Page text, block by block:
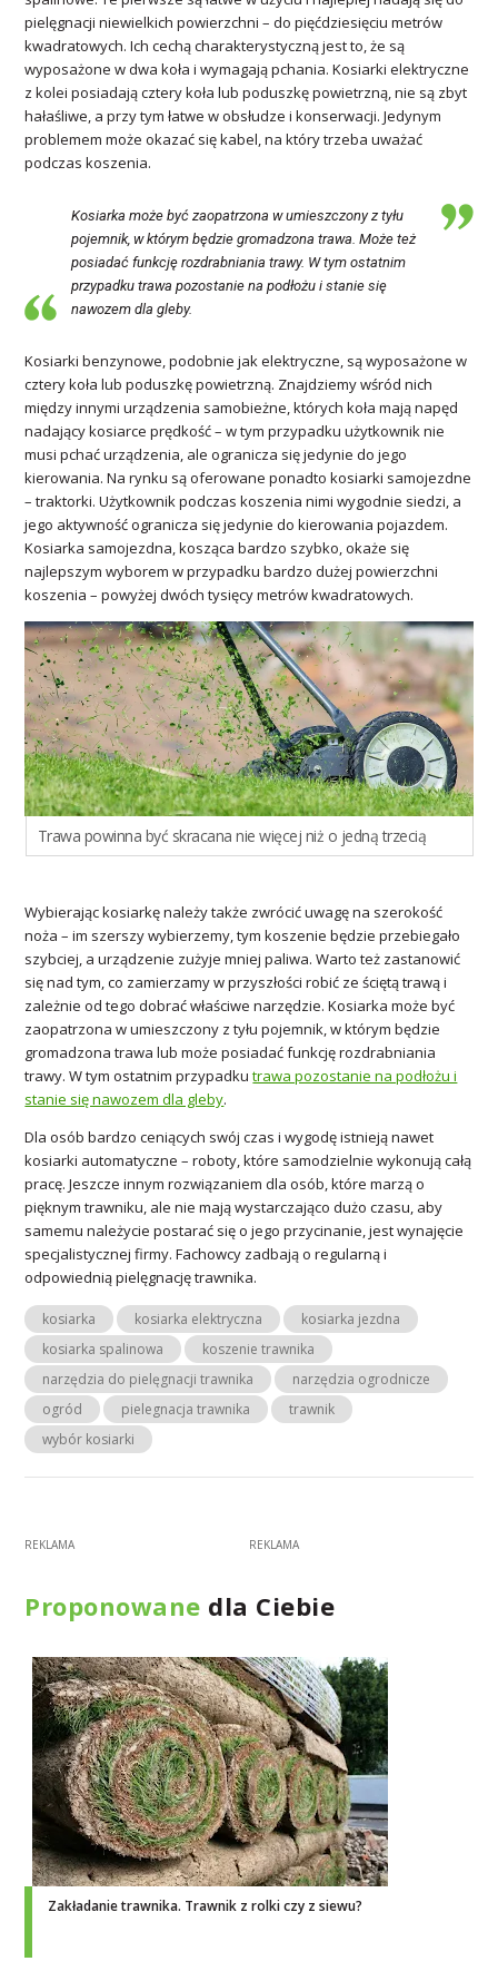
pielęgnacji niewielkich powierzchni – do pięćdziesięciu metrów
kwadratowych. Ich cechą charakterystyczną jest to, że są
wyposażone w dwa koła i wymagają pchania. Kosiarki elektryczne
z kolei posiadają cztery koła lub poduszkę powietrzną, nie są zbyt
hałaśliwe, a przy tym łatwe w obsłudze i konserwacji. Jedynym
problemem może okazać się kabel, na który trzeba uważać
podczas koszenia.
Kosiarka może być zaopatrzona w umieszczony z tyłu
pojemnik, w którym będzie gromadzona trawa. Może też
posiadać funkcję rozdrabniania trawy. W tym ostatnim
przypadku trawa pozostanie na podłożu i stanie się
nawozem dla gleby.
Kosiarki benzynowe, podobnie jak elektryczne, są wyposażone w
cztery koła lub poduszkę powietrzną. Znajdziemy wśród nich
między innymi urządzenia samobieżne, których koła mają napęd
nadający kosiarce prędkość – w tym przypadku użytkownik nie
musi pchać urządzenia, ale ogranicza się jedynie do jego
kierowania. Na rynku są oferowane ponadto kosiarki samojezdne
– traktorki. Użytkownik podczas koszenia nimi wygodnie siedzi, a
jego aktywność ogranicza się jedynie do kierowania pojazdem.
Kosiarka samojezdna, kosząca bardzo szybko, okaże się
najlepszym wyborem w przypadku bardzo dużej powierzchni
koszenia – powyżej dwóch tysięcy metrów kwadratowych.
Trawa powinna być skracana nie więcej niż o jedną trzecią
Wybierając kosiarkę należy także zwrócić uwagę na szerokość
noża – im szerszy wybierzemy, tym koszenie będzie przebiegało
szybciej, a urządzenie zużyje mniej paliwa. Warto też zastanowić
się nad tym, co zamierzamy w przyszłości robić ze ściętą trawą i
zależnie od tego dobrać właściwe narzędzie. Kosiarka może być
zaopatrzona w umieszczony z tyłu pojemnik, w którym będzie
gromadzona trawa lub może posiadać funkcję rozdrabniania
trawy. W tym ostatnim przypadkutrawa pozostanie na podłożu i
stanie się nawozem dla gleby.
Dla osób bardzo ceniących swój czas i wygodę istnieją nawet
kosiarki automatyczne – roboty, które samodzielnie wykonują całą
pracę. Jeszcze innym rozwiązaniem dla osób, które marzą o
pięknym trawniku, ale nie mają wystarczająco dużo czasu, aby
samemu należycie postarać się o jego przycinanie, jest wynajęcie
specjalistycznej firmy. Fachowcy zadbają o regularną i
odpowiednią pielęgnację trawnika.
kosiarka kosiarka elektryczna
kosiarka jezdna
kosiarka spalinowa
koszenie trawnika
narzędzia do pielęgnacji trawnika
narzędzia ogrodnicze
ogród
pielegnacja trawnika
trawnik
wybór kosiarki
Proponowane dla Ciebie
Zakładanie trawnika. Trawnik z rolki czy z siewu?